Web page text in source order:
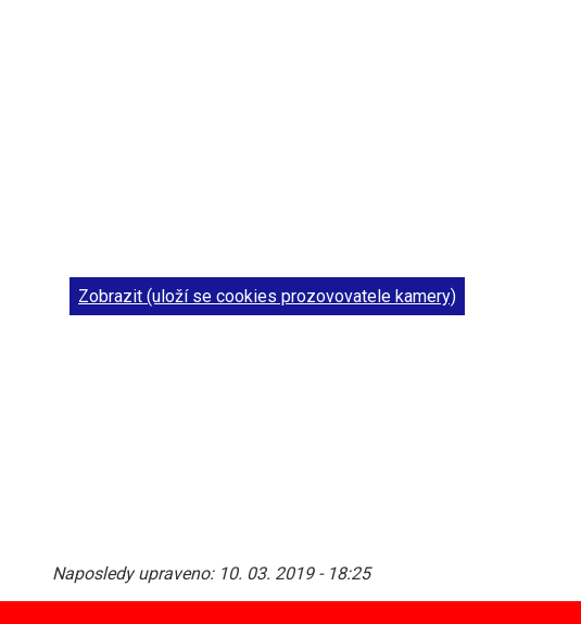
Zobrazit (uloží se cookies prozovovatele kamery)
Naposledy upraveno: 10. 03. 2019 - 18:25